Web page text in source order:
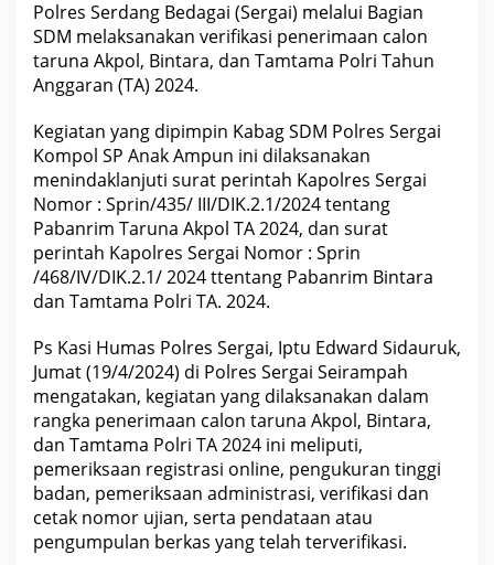
l
,
B
i
n
t
r
a
D
a
n
T
a
m
t
a
m
a
o
l
r
s
S
e
g
a
i
M
e
l
Polres Serdang Bedagai (Sergai) melalui Bagian
SDM melaksanakan verifikasi penerimaan calon
taruna Akpol, Bintara, dan Tamtama Polri Tahun
Anggaran (TA) 2024.
Kegiatan yang dipimpin Kabag SDM Polres Sergai
Kompol SP Anak Ampun ini dilaksanakan
menindaklanjuti surat perintah Kapolres Sergai
Nomor : Sprin/435/ III/DIK.2.1/2024 tentang
Pabanrim Taruna Akpol TA 2024, dan surat
perintah Kapolres Sergai Nomor : Sprin
/468/IV/DIK.2.1/ 2024 ttentang Pabanrim Bintara
dan Tamtama Polri TA. 2024.
Ps Kasi Humas Polres Sergai, Iptu Edward Sidauruk,
Jumat (19/4/2024) di Polres Sergai Seirampah
mengatakan, kegiatan yang dilaksanakan dalam
rangka penerimaan calon taruna Akpol, Bintara,
dan Tamtama Polri TA 2024 ini meliputi,
pemeriksaan registrasi online, pengukuran tinggi
badan, pemeriksaan administrasi, verifikasi dan
cetak nomor ujian, serta pendataan atau
pengumpulan berkas yang telah terverifikasi.